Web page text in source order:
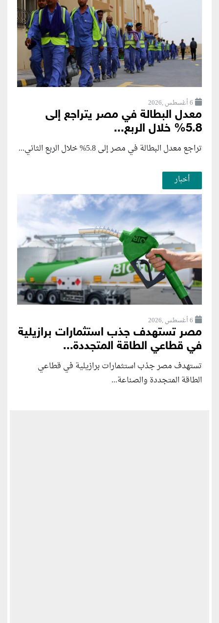
6 أغسطس ,2026
معدل البطالة في مصر يتراجع إلى
5.8% خلال الربع...
تراجع معدل البطالة في مصر إلى 5.8% خلال الربع الثاني...
أخبار
6 أغسطس ,2026
مصر تستهدف جذب استثمارات برازيلية
في قطاعي الطاقة المتجددة...
تستهدف مصر جذب استثمارات برازيلية في قطاعي
الطاقة المتجددة والصناعة...